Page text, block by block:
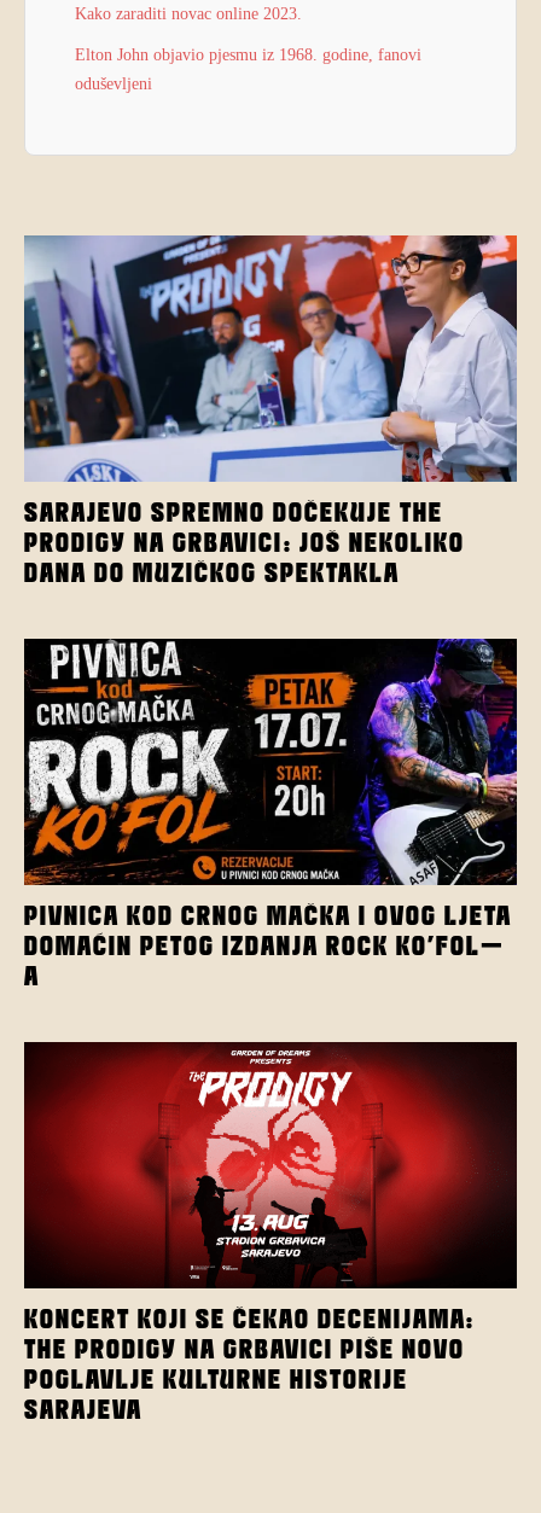
Kako zaraditi novac online 2023.
Elton John objavio pjesmu iz 1968. godine, fanovi
oduševljeni
SARAJEVO SPREMNO DOČEKUJE THE
PRODIGY NA GRBAVICI: JOŠ NEKOLIKO
DANA DO MUZIČKOG SPEKTAKLA
PIVNICA KOD CRNOG MAČKA I OVOG LJETA
DOMAĆIN PETOG IZDANJA ROCK KO’FOL-
A
KONCERT KOJI SE ČEKAO DECENIJAMA:
THE PRODIGY NA GRBAVICI PIŠE NOVO
POGLAVLJE KULTURNE HISTORIJE
SARAJEVA